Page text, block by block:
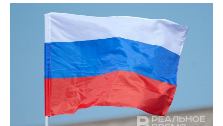
КОМУ ПРИНАДЛЕЖАТ
ТОРГОВЫЕ ЦЕНТРЫ
ТАТАРСТАНА
БЮДЖЕТ
ИНВЕСТИЦИИ
МАШИНОСТРОЕНИЕ
НЕФТЕХИМИЯ
ЭНЕРГЕТИКА
НОВОСТИ АВТО
БИЗНЕС
НОВОСТИ БИЗНЕСА
РОЗНИЧНАЯ ТОРГОВЛЯ
ТРАНСПОРТ
ТЕХНОЛОГИИ
НОВОСТИ ТЕХНОЛОГИЙ
ТЕЛЕКОММУНИКАЦИИ
МЕРОПРИЯТИЯ
НОВОСТИ МЕРОПРИЯТИЙ
ВЫЕЗДНАЯ РЕДАКЦИЯ
БИЗНЕС-БРАНЧИ
НОВОСТИ СПОРТА
ОБЩЕСТВО
НОВОСТИ ОБЩЕСТВА
ФОТОГАЛЕРЕЯ